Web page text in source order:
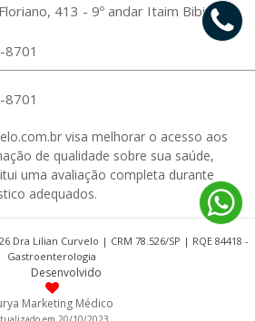
413 - 9º andar Itaim Bibi, São
visa melhorar o acesso aos
de qualidade sobre sua saúde,
uma avaliação completa durante
adequados.
Dra Lilian Curvelo | CRM 78.526/SP | RQE 84418 -
Gastroenterologia
Desenvolvido
Marketing Médico